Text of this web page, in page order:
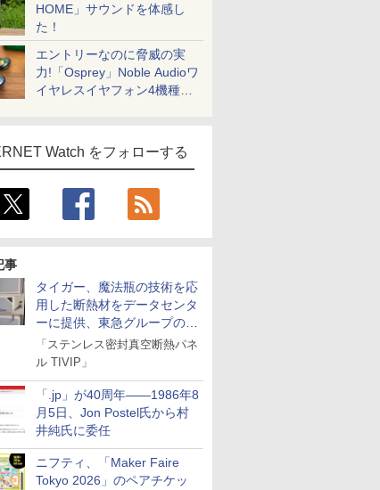
HOME」サウンドを体感し
た！
エントリーなのに脅威の実
力!「Osprey」Noble Audioワ
イヤレスイヤフォン4機種を
Watch をフォローする
事
タイガー、魔法瓶の技術を応
用した断熱材をデータセンタ
ーに提供、東急グループの実
証実験で
「ステンレス密封真空断熱パネ
ル TIVIP」
「.jp」が40周年――1986年8
月5日、Jon Postel氏から村
井純氏に委任
ニフティ、「Maker Faire
Tokyo 2026」のペアチケッ